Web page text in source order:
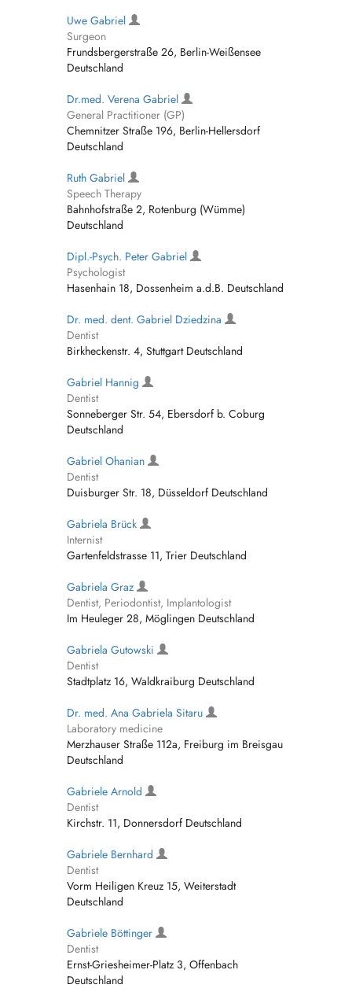
Uwe Gabriel
Surgeon
Frundsbergerstraße 26, Berlin-Weißensee
Deutschland
Dr.med. Verena Gabriel
General Practitioner (GP)
Chemnitzer Straße 196, Berlin-Hellersdorf
Deutschland
Ruth Gabriel
Speech Therapy
Bahnhofstraße 2, Rotenburg (Wümme)
Deutschland
Dipl.-Psych. Peter Gabriel
Psychologist
Hasenhain 18, Dossenheim a.d.B. Deutschland
Dr. med. dent. Gabriel Dziedzina
Dentist
Birkheckenstr. 4, Stuttgart Deutschland
Gabriel Hannig
Dentist
Sonneberger Str. 54, Ebersdorf b. Coburg
Deutschland
Gabriel Ohanian
Dentist
Duisburger Str. 18, Düsseldorf Deutschland
Gabriela Brück
Internist
Gartenfeldstrasse 11, Trier Deutschland
Gabriela Graz
Dentist, Periodontist, Implantologist
Im Heuleger 28, Möglingen Deutschland
Gabriela Gutowski
Dentist
Stadtplatz 16, Waldkraiburg Deutschland
Dr. med. Ana Gabriela Sitaru
Laboratory medicine
Merzhauser Straße 112a, Freiburg im Breisgau
Deutschland
Gabriele Arnold
Dentist
Kirchstr. 11, Donnersdorf Deutschland
Gabriele Bernhard
Dentist
Vorm Heiligen Kreuz 15, Weiterstadt
Deutschland
Gabriele Böttinger
Dentist
Ernst-Griesheimer-Platz 3, Offenbach
Deutschland